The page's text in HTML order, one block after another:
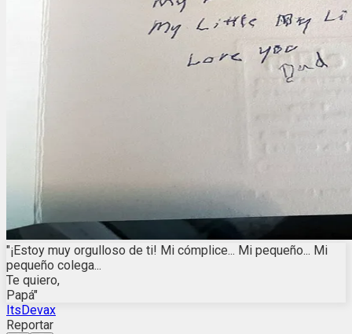
"¡Estoy muy orgulloso de ti! Mi cómplice... Mi pequeño... Mi
pequeño colega...
Te quiero,
Papá"
ItsDevax
Reportar